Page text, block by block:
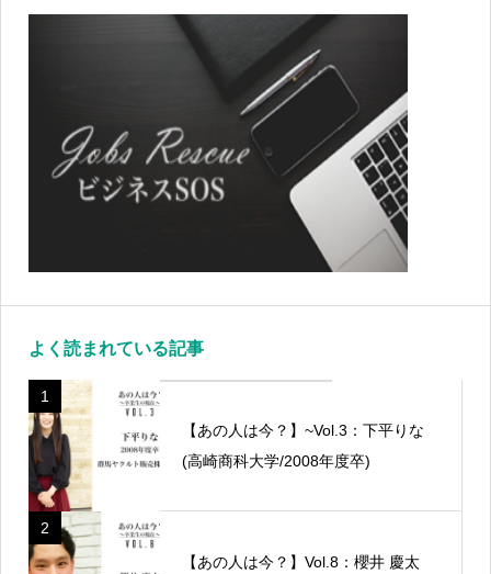
よく読まれている記事
1
【あの人は今？】~Vol.3：下平りな
(高崎商科大学/2008年度卒)
2
【あの人は今？】Vol.8：櫻井 慶太